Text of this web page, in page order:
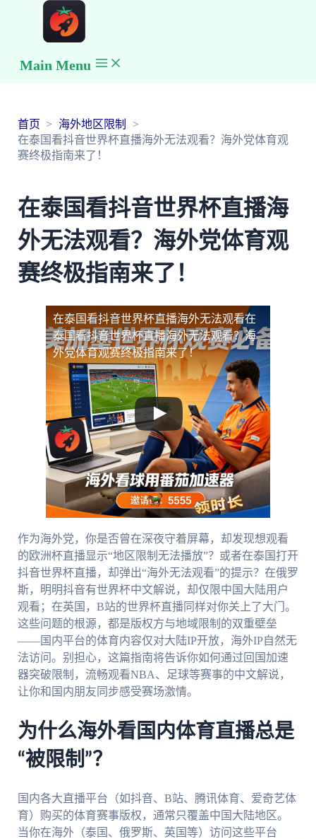
Main Menu
首页
海外地区限制
在泰国看抖音世界杯直播海外无法观看？海外党体育观
赛终极指南来了！
在泰国看抖音世界杯直播海
外无法观看？海外党体育观
赛终极指南来了！
在泰国看抖音世界杯直播海外无法观看在
泰国看抖音世界杯直播海外无法观看？海
外党体育观赛终极指南来了！
作为海外党，你是否曾在深夜守着屏幕，却发现想观看
的欧洲杯直播显示“地区限制无法播放”？或者在泰国打开
抖音世界杯直播，却弹出“海外无法观看”的提示？在俄罗
斯，明明抖音有世界杯中文解说，却仅限中国大陆用户
观看；在英国，B站的世界杯直播同样对你关上了大门。
这些问题的根源，都是版权方与地域限制的双重壁垒
——国内平台的体育内容仅对大陆IP开放，海外IP自然无
法访问。别担心，这篇指南将告诉你如何通过回国加速
器突破限制，流畅观看NBA、足球等赛事的中文解说，
让你和国内朋友同步感受赛场激情。
为什么海外看国内体育直播总是
“被限制”？
国内各大直播平台（如抖音、B站、腾讯体育、爱奇艺体
育）购买的体育赛事版权，通常只覆盖中国大陆地区。
当你在海外（泰国、俄罗斯、英国等）访问这些平台